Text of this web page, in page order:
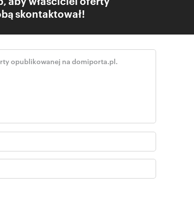
dzień wypełnione są naturalnym światłem, a widoki
porównywalną z prywatnym tarasem dachowym o
przyjęć oraz celebrowania wyjątkowych chwil z
między innymi w:
skontaktował!